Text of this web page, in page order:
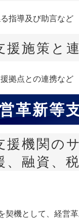
指導及び助言など
施策と
拠点との連携など
革新等
援機関の
、融資、
契機として、経営